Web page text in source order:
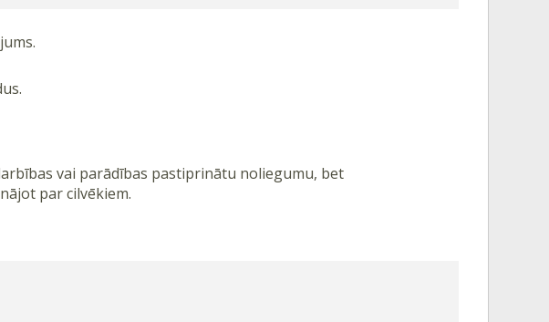
vai parādības pastiprinātu noliegumu, bet
par cilvēkiem.